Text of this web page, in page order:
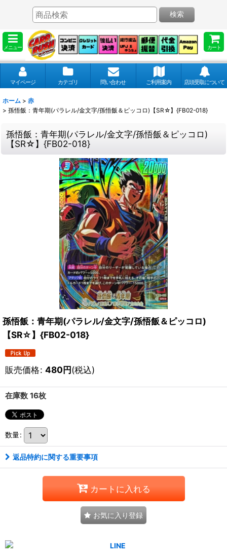
メニュー カート
検索
マイページ カテゴリ 問い合わせ ご利用案内 店頭受取について
ホーム > 赤
> 孫悟飯：青年期(パラレル/金文字/孫悟飯＆ピッコロ)【SR☆】{FB02-018}
孫悟飯：青年期(パラレル/金文字/孫悟飯＆ピッコロ)
【SR☆】{FB02-018}
孫悟飯：青年期(パラレル/金文字/孫悟飯＆ピッコロ)
【SR☆】{FB02-018}
販売価格: 480円(税込)
在庫数 16枚
数量:
返品特約に関する重要事項
カートに入れる
お気に入り登録